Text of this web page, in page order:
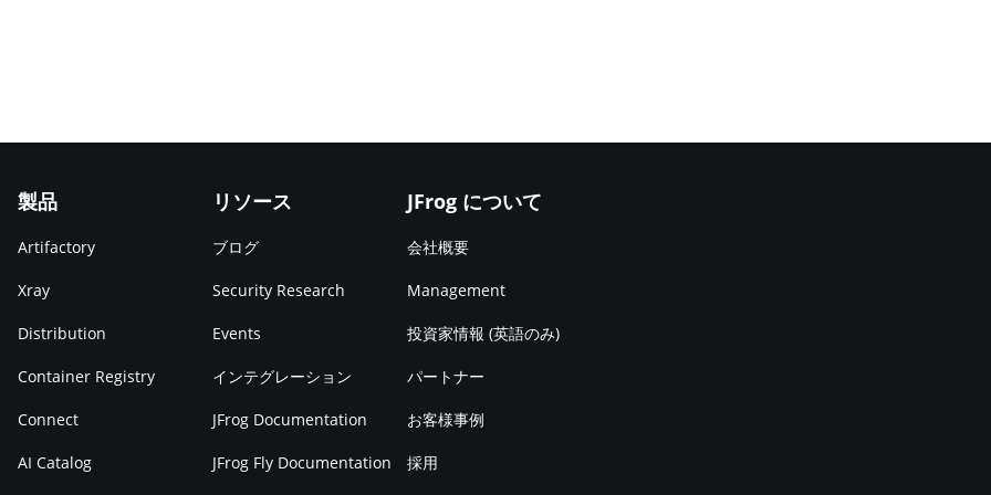
製品
Artifactory
Xray
Distribution
Container Registry
Connect
AI Catalog
リソース
ブログ
Security Research
Events
インテグレーション
JFrog Documentation
JFrog Fly Documentation
JFrog について
会社概要
Management
投資家情報 (英語のみ)
パートナー
お客様事例
採用